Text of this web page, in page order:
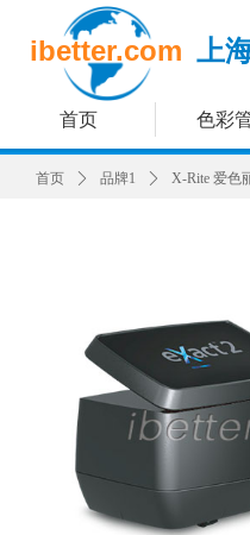
首页 色彩
ibetter.com 上
首页 ꄲ 品牌1 ꄲ X-Rite 爱色